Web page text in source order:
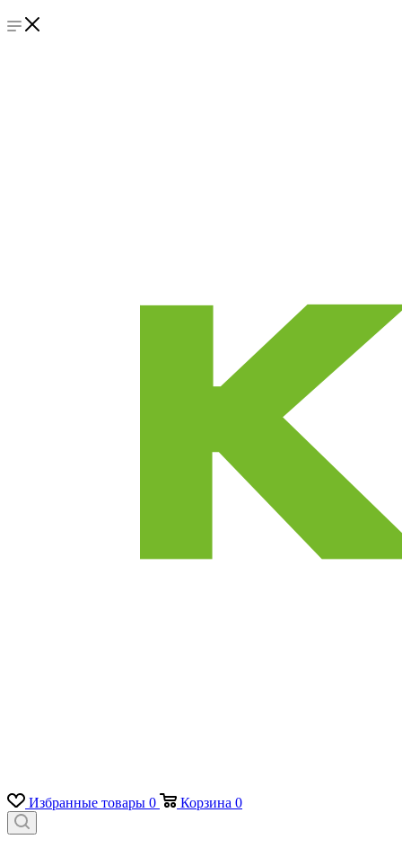
Избранные товары 0 Корзина 0